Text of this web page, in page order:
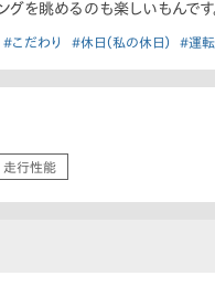
グを眺めるのも楽しいもんです
#こだわり #休日（私の休日） #運転
走行性能